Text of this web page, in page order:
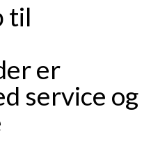
til
er
service og